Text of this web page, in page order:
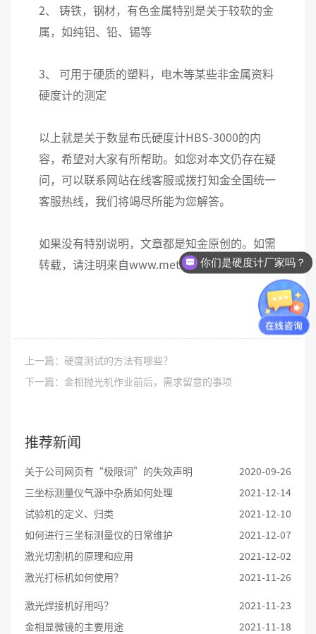
2、 铸铁，钢材，有色金属特别是关于较软的金
属，如纯铝、铅、锡等
3、 可用于硬质的塑料，电木等某些非金属资料
硬度计的测定
以上就是关于数显布氏硬度计HBS-3000的内
容，希望对大家有所帮助。如您对本文仍存在疑
问，可以联系网站在线客服或拨打知金全国统一
客服热线，我们将竭尽所能为您解答。
如果没有特别说明，文章都是知金原创的。如需
转载，请注明来自www.metalreader.cn
上一篇：硬度测试的方法有哪些？
下一篇：金相抛光机作业前后，需求留意的事项
推荐新闻
关于公司网页有“极限词”的失效声明
2020-09-26
三坐标测量仪气源中杂质如何处理
2021-12-14
试验机的定义、归类
2021-12-10
如何进行三坐标测量仪的日常维护
2021-12-07
激光切割机的原理和应用
2021-12-02
激光打标机如何使用？
2021-11-26
激光焊接机好用吗？
2021-11-23
金相显微镜的主要用途
2021-11-18
你们是硬度计厂家吗？
知金硬度计价格